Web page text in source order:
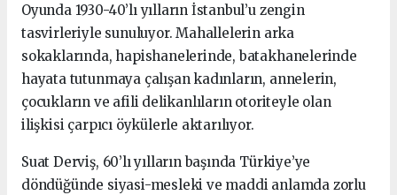
Oyunda 1930-40’lı yılların İstanbul’u zengin
tasvirleriyle sunuluyor. Mahallelerin arka
sokaklarında, hapishanelerinde, batakhanelerinde
hayata tutunmaya çalışan kadınların, annelerin,
çocukların ve afili delikanlıların otoriteyle olan
ilişkisi çarpıcı öykülerle aktarılıyor.
Suat Derviş, 60’lı yılların başında Türkiye’ye
döndüğünde siyasi-mesleki ve maddi anlamda zorlu